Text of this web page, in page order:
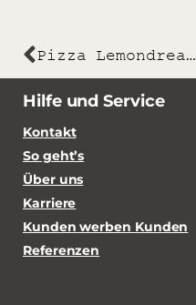
Pizza Lemondream – Cheesecake-Style mit Limoncello-Zitronen
Hilfe und Service
Kontakt
So geht’s
Über uns
Karriere
Kunden werben Kunden
Referenzen